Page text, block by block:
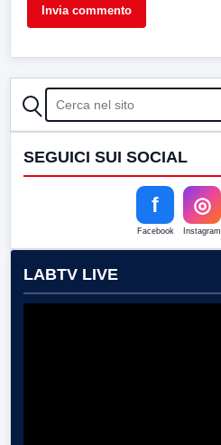
CERCA
SEGUICI SUI SOCIAL
f
Facebook
◎
Instagram
LABTV LIVE